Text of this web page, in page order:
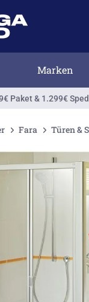
Marken
Paket & 1.299€
Fara Türen &